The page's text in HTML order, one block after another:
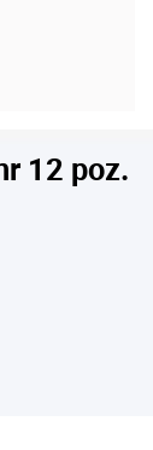
12 poz.